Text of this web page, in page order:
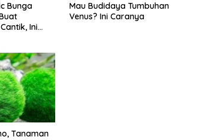
Bunga
Ini
Mau Budidaya Tumbuhan
Venus? Ini Caranya
Tanaman